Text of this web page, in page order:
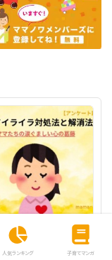
人気ランキング 子育てマンガ